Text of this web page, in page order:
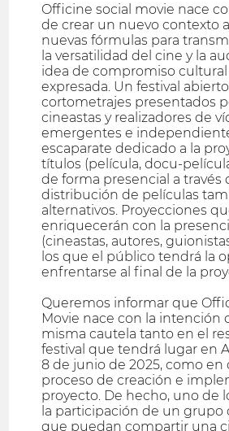
Officine social movie nace
de crear un nuevo contexto
nuevas fórmulas para
la versatilidad del cine y la
idea de compromiso cultural
expresada. Un festival
cortometrajes presentados
cineastas y realizadores de
emergentes e
escaparate dedicado a la
títulos (película, docu-
de forma presencial a través
distribución de películas
alternativos. Proyecciones
enriquecerán con la
(cineastas, autores,
los que el público tendrá la
enfrentarse al final de la
Queremos informar que
Movie nace con la intención
misma cautela tanto en el
festival que tendrá lugar en
8 de junio de 2025, como en
proceso de creación e
proyecto. De hecho, uno de
la participación de un grupo
que puedan compartir una